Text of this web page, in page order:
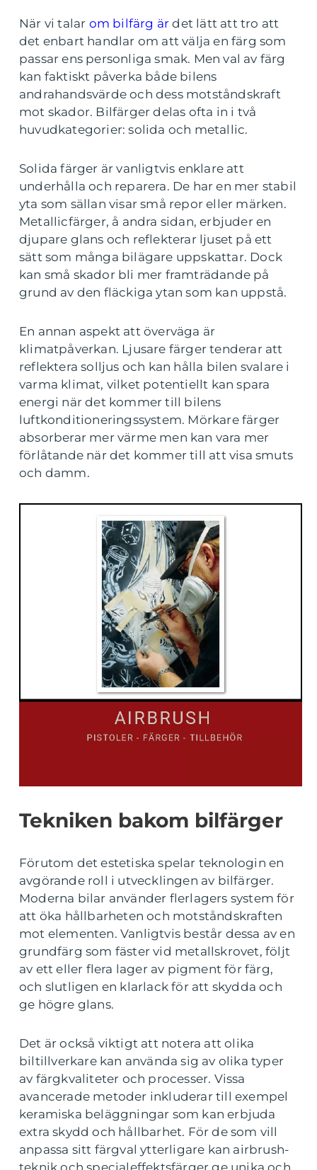
När vi talar om bilfärg är det lätt att tro att
det enbart handlar om att välja en färg som
passar ens personliga smak. Men val av färg
kan faktiskt påverka både bilens
andrahandsvärde och dess motståndskraft
mot skador. Bilfärger delas ofta in i två
huvudkategorier: solida och metallic.
Solida färger är vanligtvis enklare att
underhålla och reparera. De har en mer stabil
yta som sällan visar små repor eller märken.
Metallicfärger, å andra sidan, erbjuder en
djupare glans och reflekterar ljuset på ett
sätt som många bilägare uppskattar. Dock
kan små skador bli mer framträdande på
grund av den fläckiga ytan som kan uppstå.
En annan aspekt att överväga är
klimatpåverkan. Ljusare färger tenderar att
reflektera solljus och kan hålla bilen svalare i
varma klimat, vilket potentiellt kan spara
energi när det kommer till bilens
luftkonditioneringssystem. Mörkare färger
absorberar mer värme men kan vara mer
förlåtande när det kommer till att visa smuts
och damm.
Tekniken bakom bilfärger
Förutom det estetiska spelar teknologin en
avgörande roll i utvecklingen av bilfärger.
Moderna bilar använder flerlagers system för
att öka hållbarheten och motståndskraften
mot elementen. Vanligtvis består dessa av en
grundfärg som fäster vid metallskrovet, följt
av ett eller flera lager av pigment för färg,
och slutligen en klarlack för att skydda och
ge högre glans.
Det är också viktigt att notera att olika
biltillverkare kan använda sig av olika typer
av färgkvaliteter och processer. Vissa
avancerade metoder inkluderar till exempel
keramiska beläggningar som kan erbjuda
extra skydd och hållbarhet. För de som vill
anpassa sitt färgval ytterligare kan airbrush-
teknik och specialeffektsfärger ge unika och